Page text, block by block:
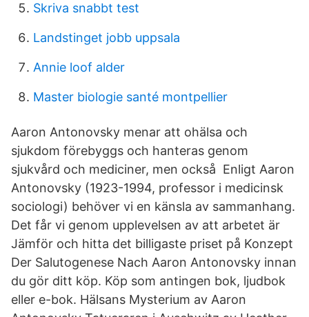
Skriva snabbt test
Landstinget jobb uppsala
Annie loof alder
Master biologie santé montpellier
Aaron Antonovsky menar att ohälsa och
sjukdom förebyggs och hanteras genom
sjukvård och mediciner, men också​ Enligt Aaron
Antonovsky (1923-1994, professor i medicinsk
sociologi) behöver vi en känsla av sammanhang.
Det får vi genom upplevelsen av att arbetet är
Jämför och hitta det billigaste priset på Konzept
Der Salutogenese Nach Aaron Antonovsky innan
du gör ditt köp. Köp som antingen bok, ljudbok
eller e-bok. Hälsans Mysterium av Aaron